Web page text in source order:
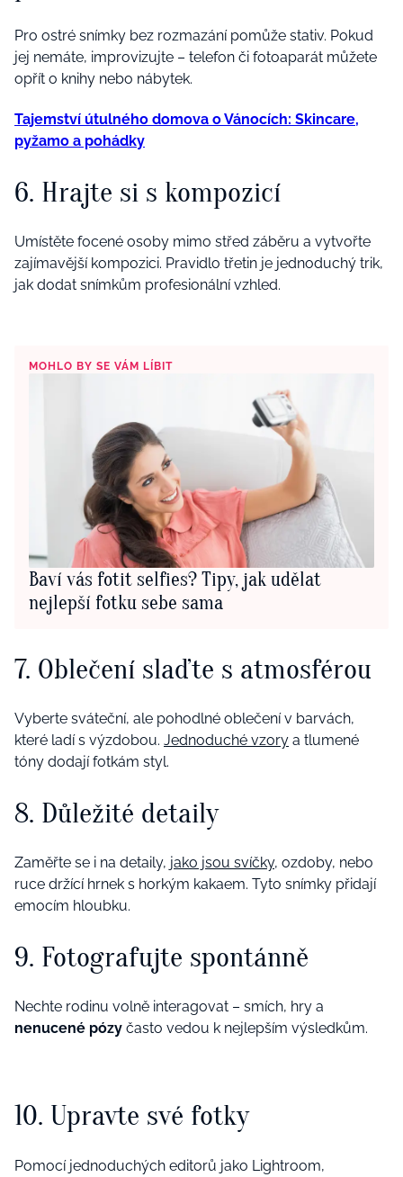
Pro ostré snímky bez rozmazání pomůže stativ. Pokud
jej nemáte, improvizujte – telefon či fotoaparát můžete
opřít o knihy nebo nábytek.
Tajemství útulného domova o Vánocích: Skincare,
pyžamo a pohádky
6. Hrajte si s kompozicí
Umístěte focené osoby mimo střed záběru a vytvořte
zajímavější kompozici. Pravidlo třetin je jednoduchý trik,
jak dodat snímkům profesionální vzhled.
MOHLO BY SE VÁM LÍBIT
Baví vás fotit selfies? Tipy, jak udělat
nejlepší fotku sebe sama
7. Oblečení slaďte s atmosférou
Vyberte sváteční, ale pohodlné oblečení v barvách,
které ladí s výzdobou. Jednoduché vzory a tlumené
tóny dodají fotkám styl.
8. Důležité detaily
Zaměřte se i na detaily, jako jsou svíčky, ozdoby, nebo
ruce držící hrnek s horkým kakaem. Tyto snímky přidají
emocím hloubku.
9. Fotografujte spontánně
Nechte rodinu volně interagovat – smích, hry a
nenucené pózy často vedou k nejlepším výsledkům.
10. Upravte své fotky
Pomocí jednoduchých editorů jako Lightroom,